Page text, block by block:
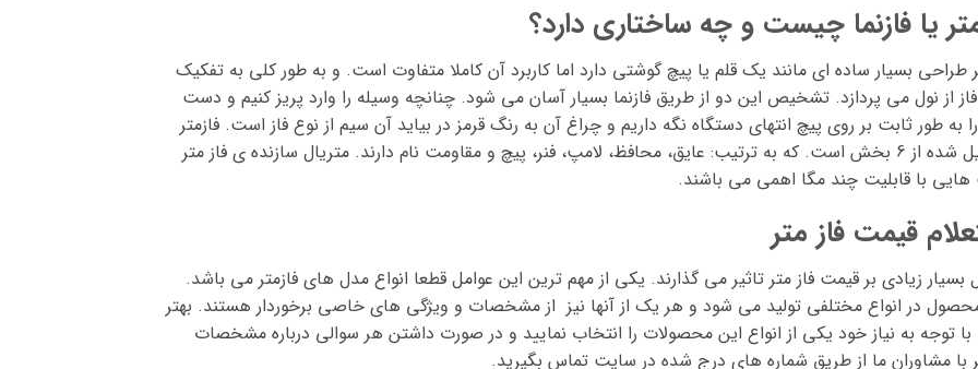
یا فازنما چیست و چه ساختاری دارد؟
طراحی بسیار ساده ای مانند یک قلم یا پیچ گوشتی دارد اما کاربرد آن کاملا متفاوت است. و به طور کلی به تفکیک
از نول می پردازد. تشخیص این دو از طریق فازنما بسیار آسان می شود. چنانچه وسیله را وارد پریز کنیم و دست
به طور ثابت بر روی پیچ انتهای دستگاه نگه داریم و چراغ آن به رنگ قرمز در بیاید آن سیم از نوع فاز است. فازمتر
تشکیل شده از 6 بخش است. که به ترتیب: عایق، محافظ، لامپ، فنر، پیچ و مقاومت نام دارند. متریال سازنده ی فاز متر
هایی با قابلیت چند مگا اهمی می باشند.
قیمت فاز متر
بسیار زیادی بر قیمت فاز متر تاثیر می گذارند. یکی از مهم ترین این عوامل قطعا انواع مدل های فازمتر می باشد.
در انواع مختلفی تولید می شود و هر یک از آنها نیز از مشخصات و ویژگی های خاصی برخوردار هستند. بهتر
توجه به نیاز خود یکی از انواع این محصولات را انتخاب نمایید و در صورت داشتن هر سوالی درباره مشخصات
با مشاوران ما از طریق شماره های درج شده در سایت تماس بگیرید.